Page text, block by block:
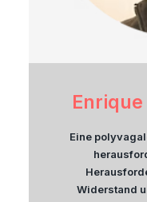
Eine
Widerstand